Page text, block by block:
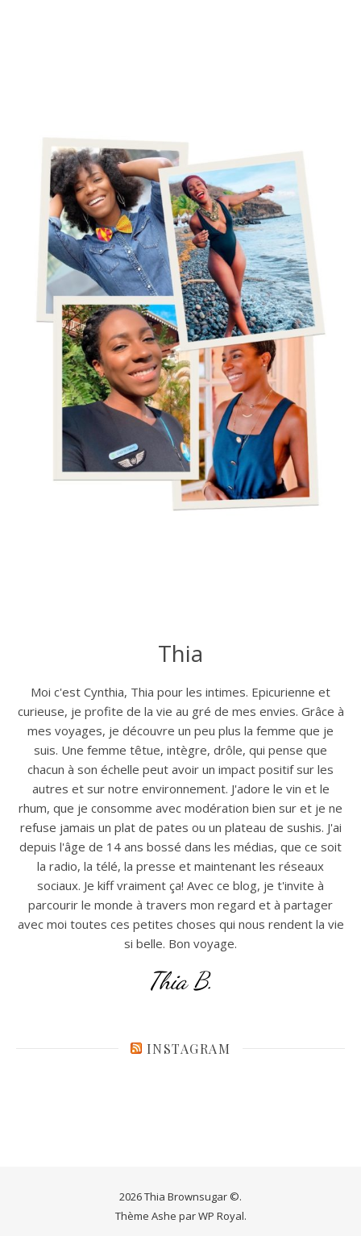
Thia
Moi c'est Cynthia, Thia pour les intimes. Epicurienne et
curieuse, je profite de la vie au gré de mes envies. Grâce à
mes voyages, je découvre un peu plus la femme que je
suis. Une femme têtue, intègre, drôle, qui pense que
chacun à son échelle peut avoir un impact positif sur les
autres et sur notre environnement. J'adore le vin et le
rhum, que je consomme avec modération bien sur et je ne
refuse jamais un plat de pates ou un plateau de sushis. J'ai
depuis l'âge de 14 ans bossé dans les médias, que ce soit
la radio, la télé, la presse et maintenant les réseaux
sociaux. Je kiff vraiment ça! Avec ce blog, je t'invite à
parcourir le monde à travers mon regard et à partager
avec moi toutes ces petites choses qui nous rendent la vie
si belle. Bon voyage.
Thia B.
INSTAGRAM
2026 Thia Brownsugar ©.
Thème Ashe parWP Royal.